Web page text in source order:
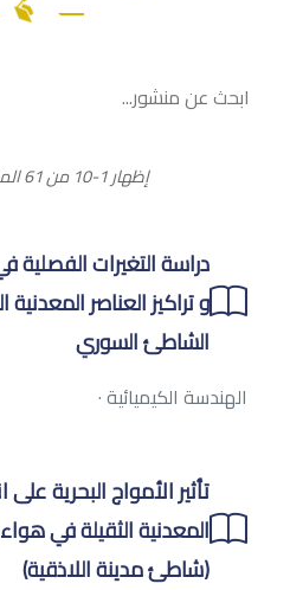
إظهار 1-10 من 61 المنشورات البحثية
دراسة التغيرات الفصلية
و تراكيز العناصر المعدنية
الشاطئ السوري
الهندسة الكيميائية·
تأثير الأمواج البحرية
المعدنية الثقيلة في
(شاطئ مدينة اللاذقية)